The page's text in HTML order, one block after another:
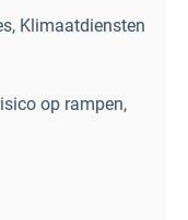
Klimaatdiensten
op rampen,